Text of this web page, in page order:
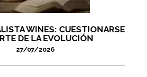
WINES: CUESTIONARSE
DE LA EVOLUCIÓN
27/07/2026